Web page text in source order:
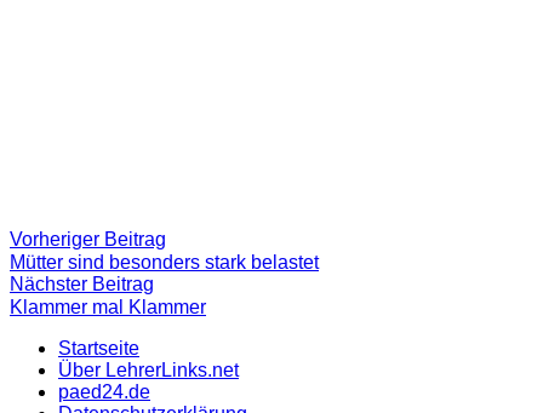
Beitragsnavigation
Vorheriger Beitrag
Beitrag:
Mütter sind besonders stark belastet
Nächster Beitrag
Beitrag
Klammer mal Klammer
Startseite
Über LehrerLinks.net
paed24.de